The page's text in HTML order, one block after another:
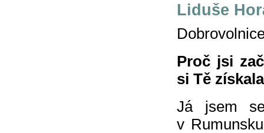
Liduše
Proč jsi
si Tě
Já jsem
v